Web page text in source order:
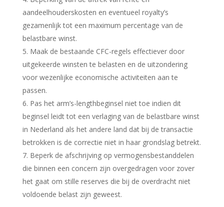
aandeelhouderskosten en eventueel royalty’s
gezamenlijk tot een maximum percentage van de
belastbare winst.
Maak de bestaande CFC-regels effectiever door
uitgekeerde winsten te belasten en de uitzondering
voor wezenlijke economische activiteiten aan te
passen.
Pas het arm’s-lengthbeginsel niet toe indien dit
beginsel leidt tot een verlaging van de belastbare winst
in Nederland als het andere land dat bij de transactie
betrokken is de correctie niet in haar grondslag betrekt.
Beperk de afschrijving op vermogensbestanddelen
die binnen een concern zijn overgedragen voor zover
het gaat om stille reserves die bij de overdracht niet
voldoende belast zijn geweest.